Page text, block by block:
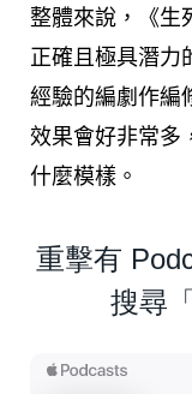
整體來說，《生
正確且極具潛力
經驗的編劇作編
效果會好非常多
什麼模樣。
重擊有
搜尋